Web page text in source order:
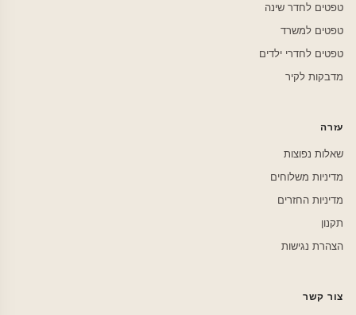
טפטים לחדר שינה
טפטים למשרד
טפטים לחדרי ילדים
מדבקות לקיר
עזרה
שאלות נפוצות
מדיניות משלוחים
מדיניות החזרים
תקנון
הצהרת נגישות
צור קשר